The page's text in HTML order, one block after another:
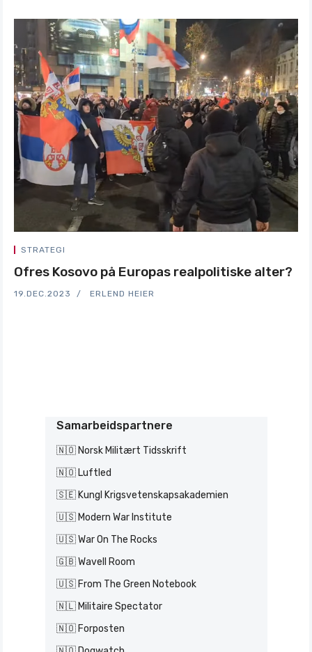
STRATEGI
Ofres Kosovo på Europas realpolitiske alter?
19.DEC.2023 ERLEND HEIER
Samarbeidspartnere
🇳🇴 Norsk Militært Tidsskrift
🇳🇴 Luftled
🇸🇪 Kungl Krigsvetenskapsakademien
🇺🇸 Modern War Institute
🇺🇸 War On The Rocks
🇬🇧 Wavell Room
🇺🇸 From The Green Notebook
🇳🇱 Militaire Spectator
🇳🇴 Forposten